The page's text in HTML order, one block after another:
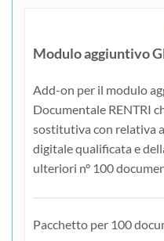
Modulo aggiuntivo
Add-on per il modulo
Documentale RENTRI
sostitutiva con relativa
digitale qualificata e
ulteriori n° 100
Pacchetto per 100